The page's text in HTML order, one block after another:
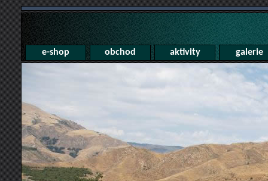
e-shop obchod aktivity galerie